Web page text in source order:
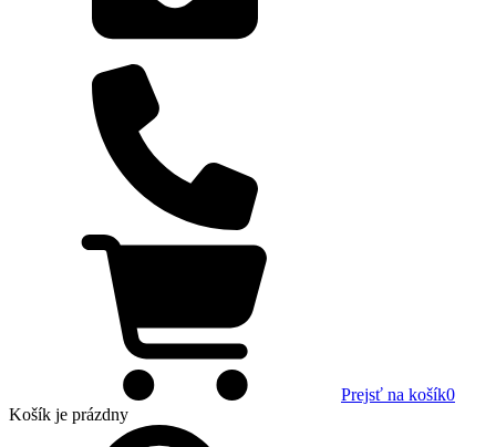
Prejsť na košík0
Košík je prázdny